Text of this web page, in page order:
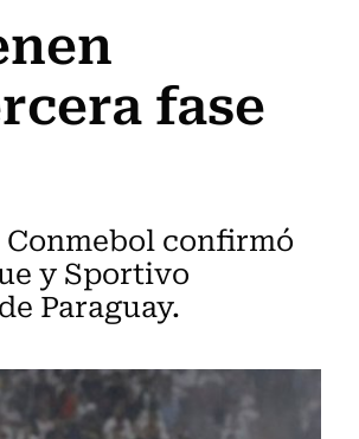
fase
confirmó
y Sportivo
Paraguay.